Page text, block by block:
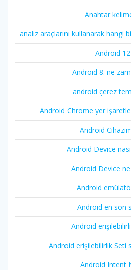
Anahtar
analiz araçlarını kullanarak hangi
Android 12
Android 8. ne
android çerez
Android Chrome yer
Android
Android Device
Android Device
Android
Android en son
Android
Android erişilebilirlik Seti
Android Intent